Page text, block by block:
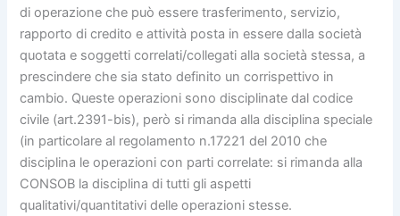
di operazione che può essere trasferimento, servizio,
rapporto di credito e attività posta in essere dalla società
quotata e soggetti correlati/collegati alla società stessa, a
prescindere che sia stato definito un corrispettivo in
cambio. Queste operazioni sono disciplinate dal codice
civile (art.2391-bis), però si rimanda alla disciplina speciale
(in particolare al regolamento n.17221 del 2010 che
disciplina le operazioni con parti correlate: si rimanda alla
CONSOB la disciplina di tutti gli aspetti
qualitativi/quantitativi delle operazioni stesse.